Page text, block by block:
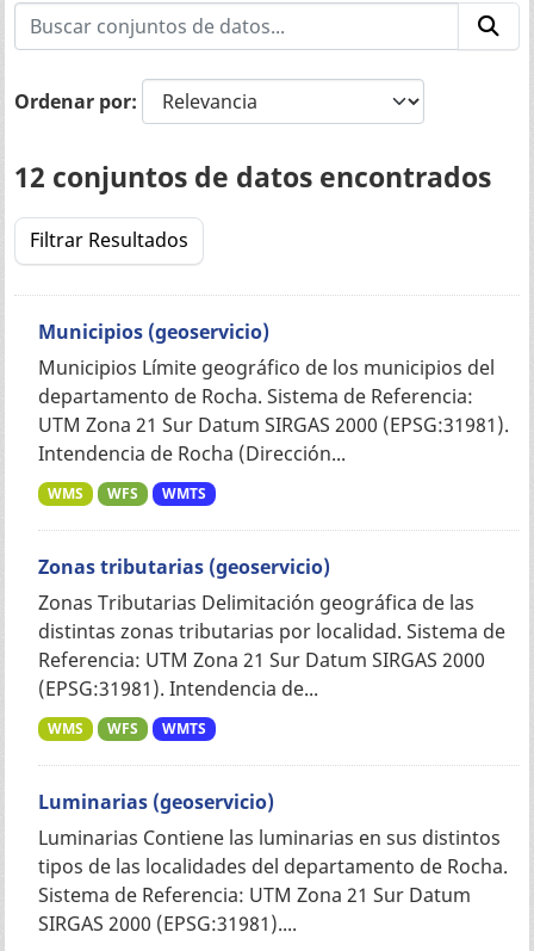
Ordenar por
12 conjuntos de datos encontrados
Filtrar Resultados
Municipios (geoservicio)
Municipios Límite geográfico de los municipios del
departamento de Rocha. Sistema de Referencia:
UTM Zona 21 Sur Datum SIRGAS 2000 (EPSG:31981).
Intendencia de Rocha (Dirección...
WMS WFS WMTS
Zonas tributarias (geoservicio)
Zonas Tributarias Delimitación geográfica de las
distintas zonas tributarias por localidad. Sistema de
Referencia: UTM Zona 21 Sur Datum SIRGAS 2000
(EPSG:31981). Intendencia de...
WMS WFS WMTS
Luminarias (geoservicio)
Luminarias Contiene las luminarias en sus distintos
tipos de las localidades del departamento de Rocha.
Sistema de Referencia: UTM Zona 21 Sur Datum
SIRGAS 2000 (EPSG:31981)....